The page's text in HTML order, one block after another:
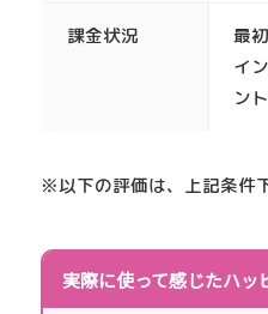
課金状況
最
イ
ン
※以下の評価は、上記条件
実際に使って感じたハッ